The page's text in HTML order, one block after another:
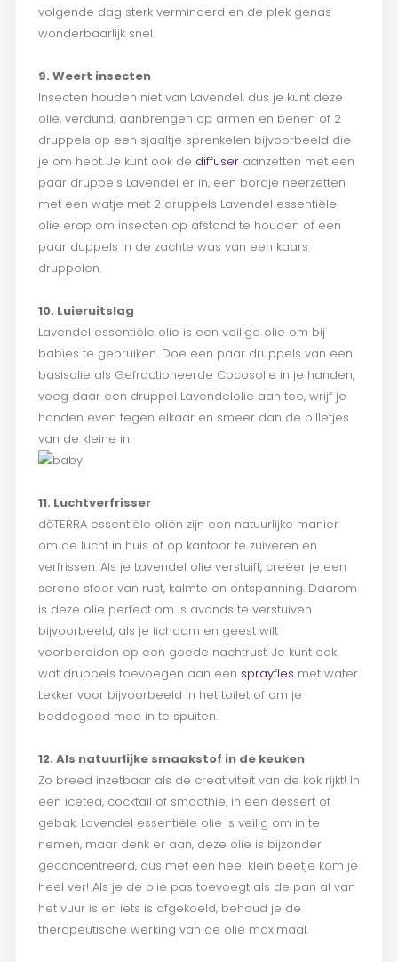
volgende dag sterk verminderd en de plek genas
wonderbaarlijk snel.
9. Weert insecten
Insecten houden niet van Lavendel, dus je kunt deze
olie, verdund, aanbrengen op armen en benen of 2
druppels op een sjaaltje sprenkelen bijvoorbeeld die
je om hebt. Je kunt ook de diffuseraanzetten met een
paar druppels Lavendel er in, een bordje neerzetten
met een watje met 2 druppels Lavendel essentiële
olie erop om insecten op afstand te houden of een
paar duppels in de zachte was van een kaars
druppelen.
10. Luieruitslag
Lavendel essentiële olie is een veilige olie om bij
babies te gebruiken. Doe een paar druppels van een
basisolie als Gefractioneerde Cocosolie in je handen,
voeg daar een druppel Lavendelolie aan toe, wrijf je
handen even tegen elkaar en smeer dan de billetjes
van de kleine in.
11. Luchtverfrisser
dōTERRA essentiële oliën zijn een natuurlijke manier
om de lucht in huis of op kantoor te zuiveren en
verfrissen. Als je Lavendel olie verstuift, creëer je een
serene sfeer van rust, kalmte en ontspanning. Daarom
is deze olie perfect om 's avonds te verstuiven
bijvoorbeeld, als je lichaam en geest wilt
voorbereiden op een goede nachtrust. Je kunt ook
wat druppels toevoegen aan een sprayfles met water.
Lekker voor bijvoorbeeld in het toilet of om je
beddegoed mee in te spuiten.
12. Als natuurlijke smaakstof in de keuken
Zo breed inzetbaar als de creativiteit van de kok rijkt! In
een icetea, cocktail of smoothie, in een dessert of
gebak. Lavendel essentiële olie is veilig om in te
nemen, maar denk er aan, deze olie is bijzonder
geconcentreerd, dus met een heel klein beetje kom je
heel ver! Als je de olie pas toevoegt als de pan al van
het vuur is en iets is afgekoeld, behoud je de
therapeutische werking van de olie maximaal.